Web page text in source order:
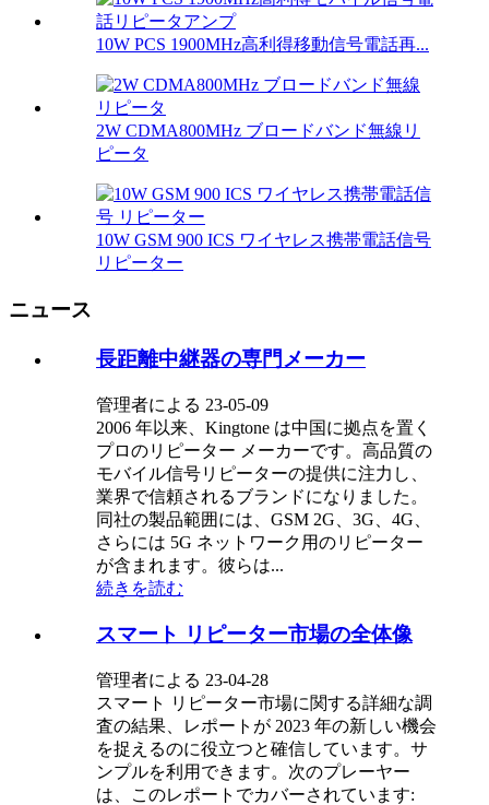
10W PCS 1900MHz高利得移動信号電話再...
2W CDMA800MHz ブロードバンド無線リ
ピータ
10W GSM 900 ICS ワイヤレス携帯電話信号
リピーター
ニュース
長距離中継器の専門メーカー
管理者による 23-05-09
2006 年以来、Kingtone は中国に拠点を置く
プロのリピーター メーカーです。高品質の
モバイル信号リピーターの提供に注力し、
業界で信頼されるブランドになりました。
同社の製品範囲には、GSM 2G、3G、4G、
さらには 5G ネットワーク用のリピーター
が含まれます。彼らは...
続きを読む
スマート リピーター市場の全体像
管理者による 23-04-28
スマート リピーター市場に関する詳細な調
査の結果、レポートが 2023 年の新しい機会
を捉えるのに役立つと確信しています。サ
ンプルを利用できます。次のプレーヤー
は、このレポートでカバーされています: